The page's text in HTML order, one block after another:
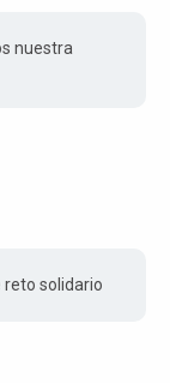
nuestra
reto solidario